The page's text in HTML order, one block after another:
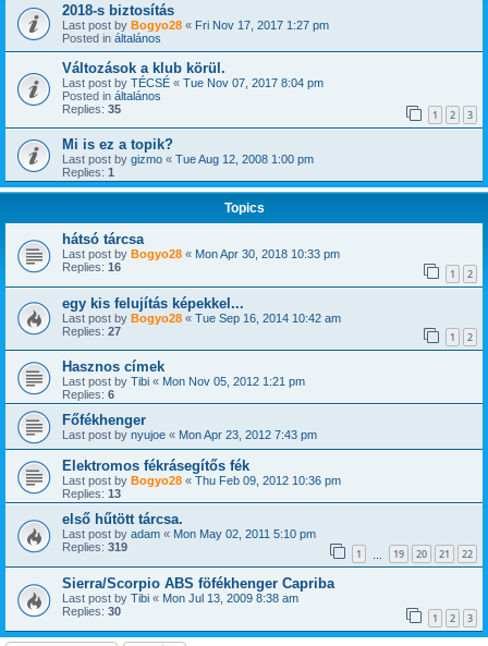
2018-s biztosítás
Last post by Bogyo28 « Fri Nov 17, 2017 1:27 pm
Posted in általános
Változások a klub körül.
Last post by TÉCSÉ « Tue Nov 07, 2017 8:04 pm
Posted in általános
Replies: 35 1 2 3
Mi is ez a topik?
Last post by gizmo « Tue Aug 12, 2008 1:00 pm
Replies: 1
Topics
hátsó tárcsa
Last post by Bogyo28 « Mon Apr 30, 2018 10:33 pm
Replies: 16 1 2
egy kis felujítás képekkel...
Last post by Bogyo28 « Tue Sep 16, 2014 10:42 am
Replies: 27 1 2
Hasznos címek
Last post by Tibi « Mon Nov 05, 2012 1:21 pm
Replies: 6
Főfékhenger
Last post by nyujoe « Mon Apr 23, 2012 7:43 pm
Elektromos fékrásegítős fék
Last post by Bogyo28 « Thu Feb 09, 2012 10:36 pm
Replies: 13
első hűtött tárcsa.
Last post by adam « Mon May 02, 2011 5:10 pm
Replies: 319 1 19 20 21 22
Sierra/Scorpio ABS föfékhenger Capriba
Last post by Tibi « Mon Jul 13, 2009 8:38 am
Replies: 30 1 2 3